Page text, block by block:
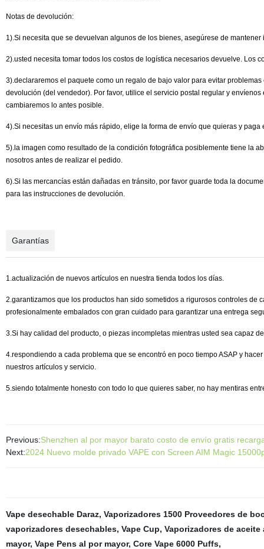
Notas de devolución:
1).Si necesita que se devuelvan algunos de los bienes, asegúrese de
2).usted necesita tomar todos los costos de logística necesarios devuelve.
3).declararemos el paquete como un regalo de bajo valor para evitar
devolución (del vendedor). Por favor, utilice el servicio postal regular y
cambiaremos lo antes posible.
4).Si necesitas un envío más rápido, elige la forma de envío que quieras y
5).la imagen como resultado de la condición fotográfica posiblemente tiene la
nosotros antes de realizar el pedido.
6).Si las mercancías están dañadas en tránsito, por favor guarde toda la
para las instrucciones de devolución.
Garantías
1.actualización de nuevos artículos en nuestra tienda todos los días.
2.garantizamos que los productos han sido sometidos a rigurosos controles
profesionalmente embalados con gran cuidado para garantizar una entrega
3.Si hay calidad del producto, o piezas incompletas mientras usted sea capaz
4.respondiendo a cada problema que se encontró en poco tiempo ASAP y
nuestros artículos y servicio.
5.siendo totalmente honesto con todo lo que quieres saber, no hay mentiras
Previous:Shenzhen al por mayor barato costo de envío gratis
Next:2024 Nuevo molde privado VAPE con Screen AIM Magic
Vape desechable Daraz, Vaporizadores 1500 Proveedores de
vaporizadores desechables, Vape Cup, Vaporizadores de aceite
mayor, Vape Pens al por mayor, Core Vape 6000 Puffs,